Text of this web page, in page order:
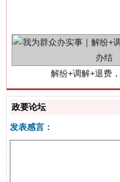
政要论坛
发表感言：